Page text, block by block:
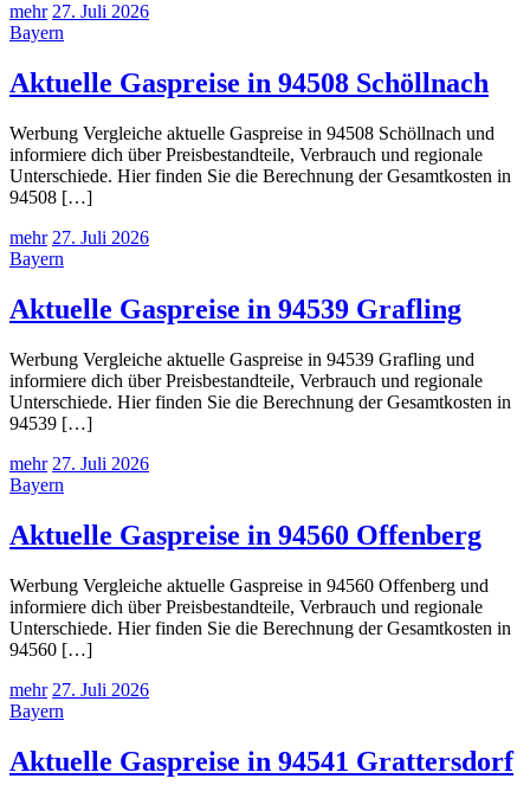
mehr 27. Juli 2026
Bayern
Aktuelle Gaspreise in 94508 Schöllnach
Werbung Vergleiche aktuelle Gaspreise in 94508 Schöllnach und
informiere dich über Preisbestandteile, Verbrauch und regionale
Unterschiede. Hier finden Sie die Berechnung der Gesamtkosten in
94508 […]
mehr 27. Juli 2026
Bayern
Aktuelle Gaspreise in 94539 Grafling
Werbung Vergleiche aktuelle Gaspreise in 94539 Grafling und
informiere dich über Preisbestandteile, Verbrauch und regionale
Unterschiede. Hier finden Sie die Berechnung der Gesamtkosten in
94539 […]
mehr 27. Juli 2026
Bayern
Aktuelle Gaspreise in 94560 Offenberg
Werbung Vergleiche aktuelle Gaspreise in 94560 Offenberg und
informiere dich über Preisbestandteile, Verbrauch und regionale
Unterschiede. Hier finden Sie die Berechnung der Gesamtkosten in
94560 […]
mehr 27. Juli 2026
Bayern
Aktuelle Gaspreise in 94541 Grattersdorf